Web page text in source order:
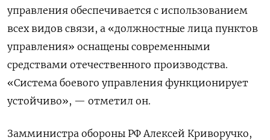
управления обеспечивается с использованием
всех видов связи, а «должностные лица пунктов
управления» оснащены современными
средствами отечественного производства.
«Система боевого управления функционирует
устойчиво», — отметил он.
Замминистра обороны РФ Алексей Криворучко,